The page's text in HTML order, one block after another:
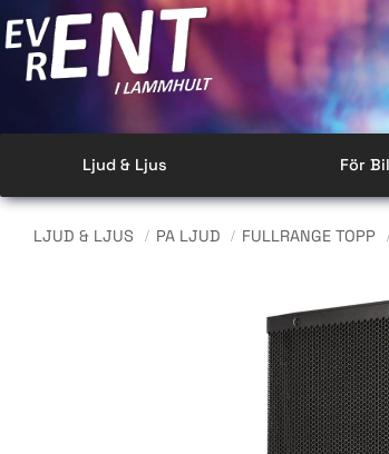
Ljud & Ljus För
LJUD & LJUS PA LJUD FULLRANGE TOPP